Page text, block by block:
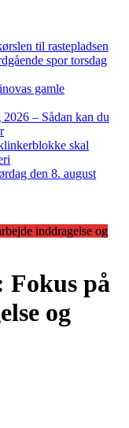
til rastepladsen
spor torsdag
gamle
– Sådan kan du
skal
den 8. august
inddragelse og
Fokus på
og